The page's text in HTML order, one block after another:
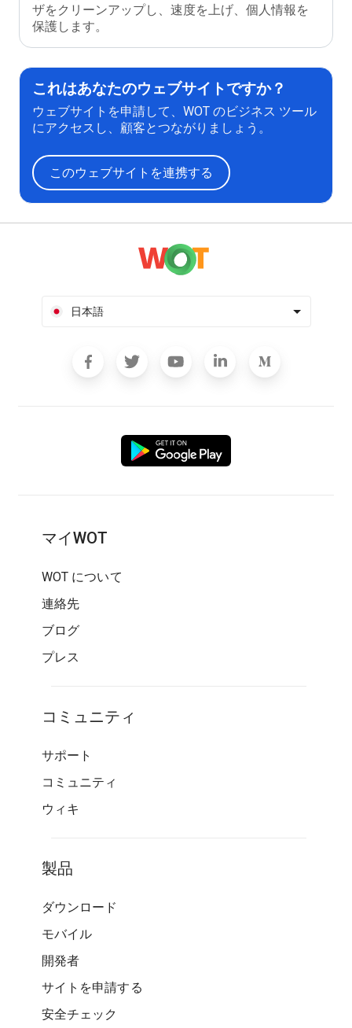
ザをクリーンアップし、速度を上げ、個人情報を
保護します。
これはあなたのウェブサイトですか？
ウェブサイトを申請して、WOT のビジネス ツール
にアクセスし、顧客とつながりましょう。
このウェブサイトを連携する
日本語
マイWOT
WOT について
連絡先
ブログ
プレス
コミュニティ
サポート
コミュニティ
ウィキ
製品
ダウンロード
モバイル
開発者
サイトを申請する
安全チェック